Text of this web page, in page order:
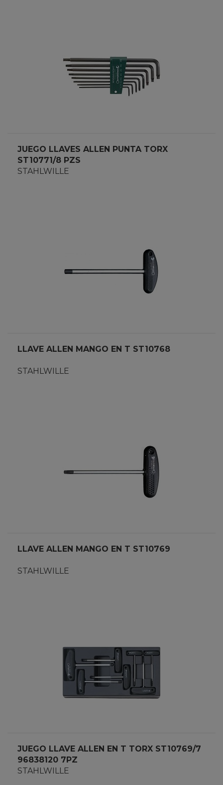
JUEGO LLAVES ALLEN PUNTA TORX
ST10771/8 PZS
STAHLWILLE
LLAVE ALLEN MANGO EN T ST10768
STAHLWILLE
LLAVE ALLEN MANGO EN T ST10769
STAHLWILLE
JUEGO LLAVE ALLEN EN T TORX ST10769/7
96838120 7PZ
STAHLWILLE